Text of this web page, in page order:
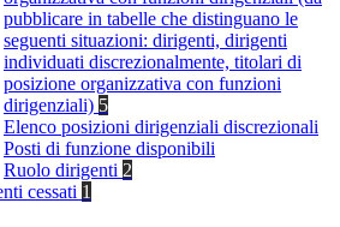
pubblicare in tabelle che distinguano le
seguenti situazioni: dirigenti, dirigenti
individuati discrezionalmente, titolari di
posizione organizzativa con funzioni
dirigenziali) 5
Elenco posizioni dirigenziali discrezionali
Posti di funzione disponibili
Ruolo dirigenti 2
cessati 1